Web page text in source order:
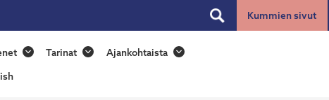
Tarinat
Ajankohtaista
Toggle
search
Kummien sivut